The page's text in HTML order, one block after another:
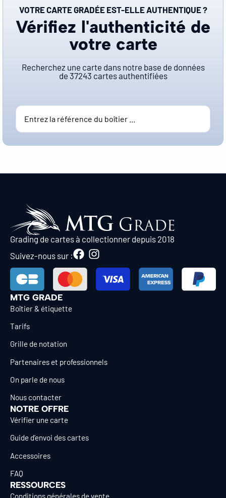
VOTRE CARTE GRADÉE EST-ELLE AUTHENTIQUE ?
Vérifiez l'authenticité de
votre carte
Recherchez une carte dans notre base de données
de 37243 cartes authentifiées
Grading de cartes à collectionner depuis 2018
Suivez-nous sur :
MTG GRADE
Boîtier & étiquette
Tarifs
Grille de notation
Partenaires et professionnels
On parle de nous
Nous contacter
NOTRE OFFRE
Vérifier une carte
Guide d’envoi des cartes
Accessoires
FAQ
RESSOURCES
Conditions générales de vente